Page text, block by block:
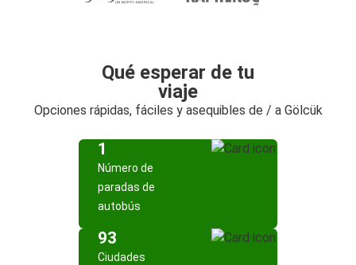
Qué esperar de tu
viaje
Opciones rápidas, fáciles y asequibles de / a Gölcük
1
Número de
paradas de
autobús
93
Ciudades